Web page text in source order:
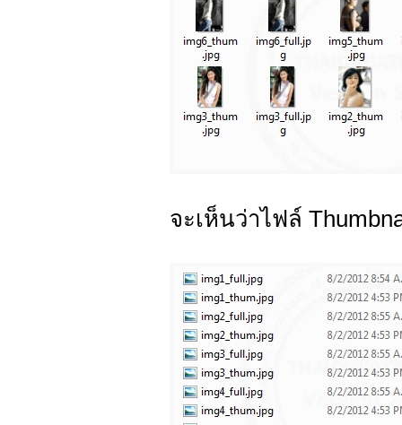
จะเห็นว่าไฟล์